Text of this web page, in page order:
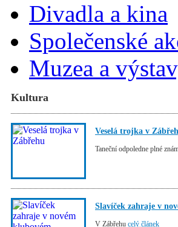
Divadla a kina
Společenské
Muzea a
Kultura
Veselá trojka v
Taneční odpoledne plné
Slavíček zahraje v
V Zábřehu celý článek